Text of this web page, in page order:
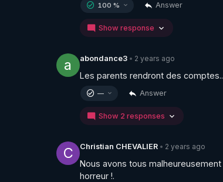
100 % Answer
Show response
a abondance3 • 2 years ago
Les parents rendront des
— Answer
Show 2 responses
C Christian CHEVALIER • 2 years ago
Nous avons tous
horreur !.